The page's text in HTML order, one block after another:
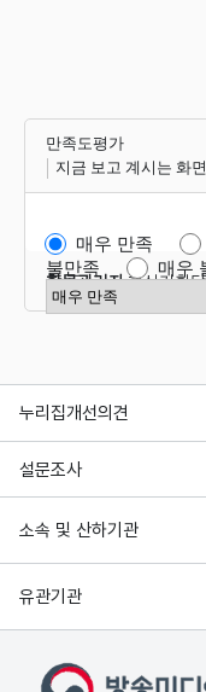
만족도평가
지금 보고 계시는 화
매우 만족
불만족
매우
만족도 점수 선택
항목관리자혁신기획
누리집개선의견
설문조사
소속 및 산하기관
유관기관